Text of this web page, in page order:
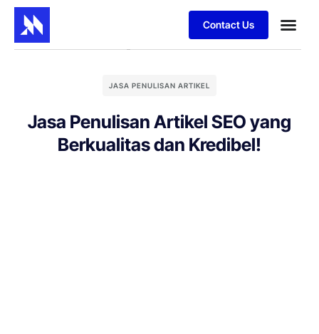
Contact Us
JASA PENULISAN ARTIKEL
Jasa Penulisan Artikel SEO yang
Berkualitas dan Kredibel!